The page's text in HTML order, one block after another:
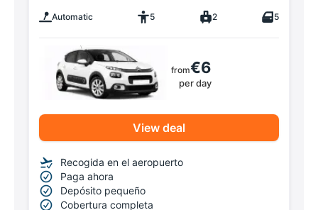
Automatic 5 2 5
from€6
per day
View deal
Recogida en el aeropuerto
Paga ahora
Depósito pequeño
Cobertura completa